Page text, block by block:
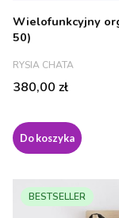
Wielofunkcyjny
50)
PRODUCENT
RYSIA CHATA
Cena
380,00 zł
Do koszyka
BESTSELLER